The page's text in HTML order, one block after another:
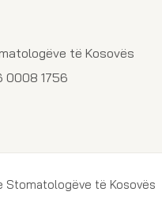
të Kosovës
0008 1756
të Kosovës